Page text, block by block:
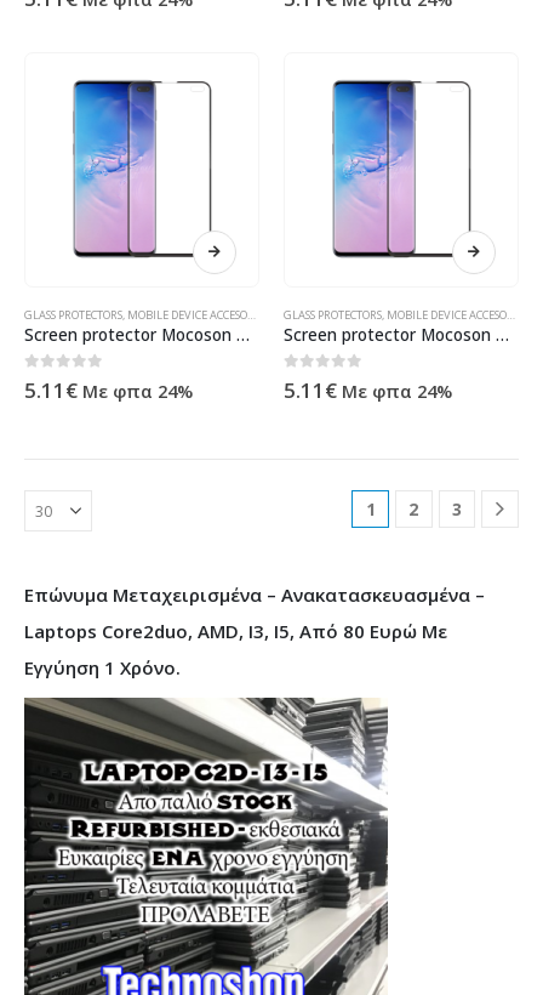
GLASS PROTECTORS MOBILE DEVICE ACCESORIES ΠΡΟΪΌΝΤΑ ΠΛΗΡΟΦΟΡΙΚΉΣ - ΚΙΝΗΤΉΣ
Screen protector Mocoson Polymer Nano Ceramic, Full 5D, For Samsung Galaxy S10, 0.3mm, Black – 52606
0out of 5
5.11 € Με φπα 24%
GLASS PROTECTORS MOBILE DEVICE ACCESORIES
Screen protector Mocoson Polymer Nano Ceramic, Full 5D, For Samsung Galaxy S10 Plus, 0.3mm, Black – 52607
0out of 5
5.11 € Με φπα 24%
1 2 3
Επώνυμα Μεταχειρισμένα – Ανακατασκευασμένα –
Laptops Core2duo, AMD, I3, I5, Από 80 Ευρώ Με
Εγγύηση 1 Χρόνο.